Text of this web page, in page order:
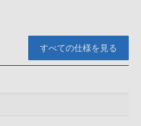
すべての仕様を見る